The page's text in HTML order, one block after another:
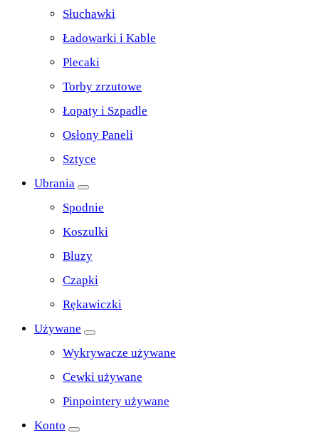
Słuchawki
Ładowarki i Kable
Plecaki
Torby zrzutowe
Łopaty i Szpadle
Osłony Paneli
Sztyce
Ubrania
Spodnie
Koszulki
Bluzy
Czapki
Rękawiczki
Używane
Wykrywacze używane
Cewki używane
Pinpointery używane
Konto